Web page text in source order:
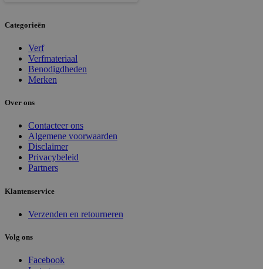
Categorieën
Verf
Verfmateriaal
Benodigdheden
Merken
Over ons
Contacteer ons
Algemene voorwaarden
Disclaimer
Privacybeleid
Partners
Klantenservice
Verzenden en retourneren
Volg ons
Facebook